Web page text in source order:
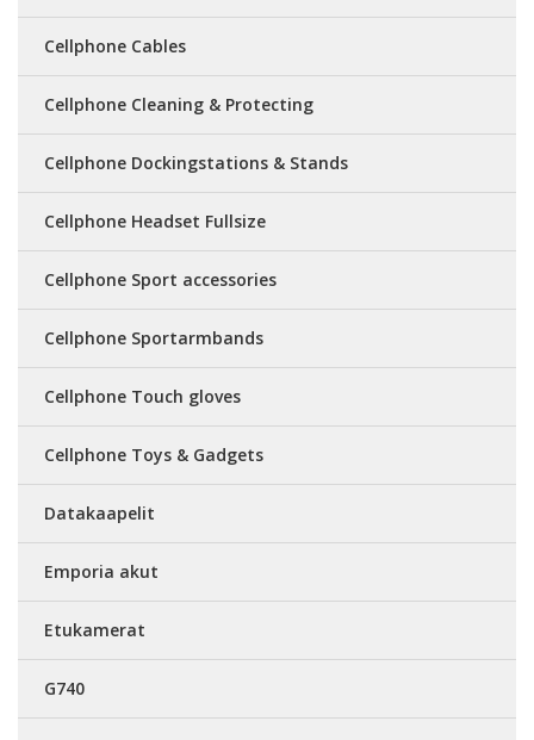
Cellphone Cables
Cellphone Cleaning & Protecting
Cellphone Dockingstations & Stands
Cellphone Headset Fullsize
Cellphone Sport accessories
Cellphone Sportarmbands
Cellphone Touch gloves
Cellphone Toys & Gadgets
Datakaapelit
Emporia akut
Etukamerat
G740